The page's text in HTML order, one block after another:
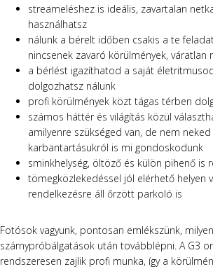
streameléshez is ideális, zavartalan
használhatsz
nálunk a bérelt időben csakis a te
nincsenek zavaró körülmények, váratlan
a bérlést igazíthatod a saját
dolgozhatsz nálunk
profi körülmények közt tágas térben
számos háttér és világítás közül
amilyenre szükséged van, de nem
karbantartásukról is mi gondoskodunk
sminkhelység, öltöző és külön pihenő is
tömegközlekedéssel jól elérhető helyen
rendelkezésre áll őrzött parkoló is
Fotósok vagyunk, pontosan emlékszünk,
szárnypróbálgatások után továbblépni. A G3
rendszeresen zajlik profi munka, így a